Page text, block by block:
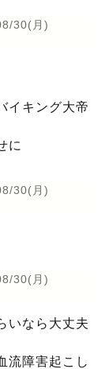
30(月)
イキング大帝
に
30(月)
30(月)
いなら大丈夫
流障害起こし